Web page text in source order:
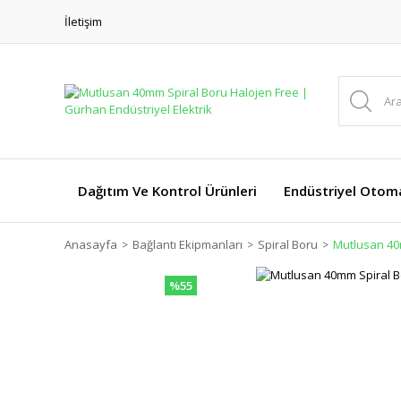
İletişim
Dağıtım Ve Kontrol Ürünleri Endüstriyel
Anasayfa Bağlantı Ekipmanları Spiral Boru Mutlusan
%55